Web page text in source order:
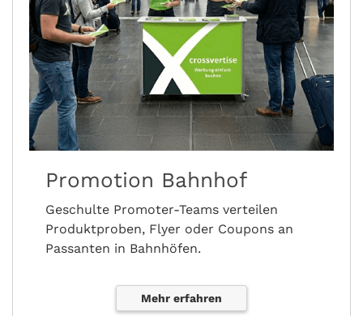
Promotion Bahnhof
Geschulte Promoter-Teams verteilen
Produktproben, Flyer oder Coupons an
Passanten in Bahnhöfen.
Mehr erfahren